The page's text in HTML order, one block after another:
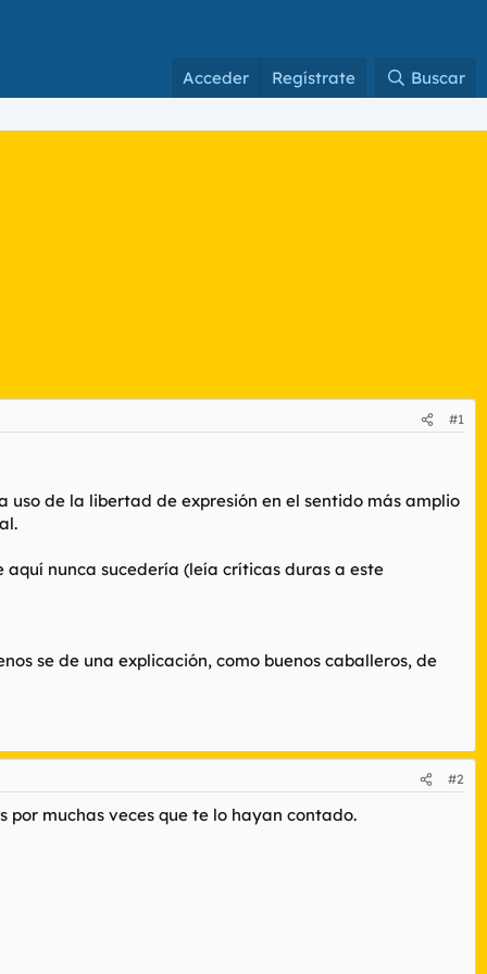
Acceder Regístrate Buscar
#1
de la libertad de expresión en el sentido más amplio
nunca sucedería (leía críticas duras a este
se de una explicación, como buenos caballeros, de
#2
por muchas veces que te lo hayan contado.